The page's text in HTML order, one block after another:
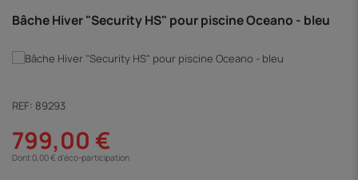
Bâche Hiver "Security HS" pour piscine Oceano - bleu
REF: 89293
799,00 €
Dont 0,00 € d'éco-participation